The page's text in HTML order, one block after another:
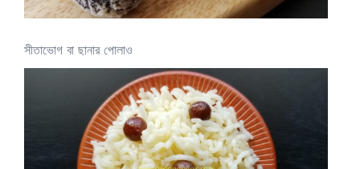
সীতাভোগ বা ছানার পোলাও